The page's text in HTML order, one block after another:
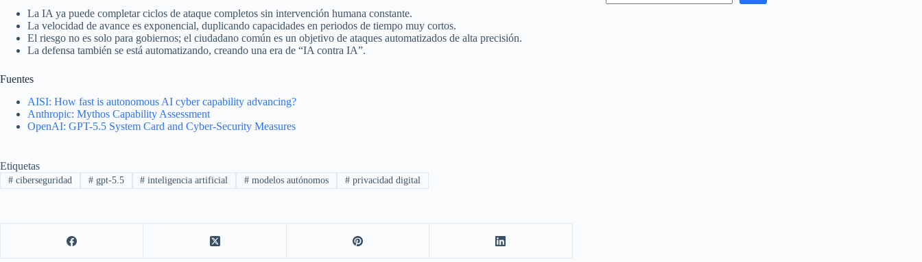
La IA ya puede completar ciclos de ataque completos sin intervención humana constante.
La velocidad de avance es exponencial, duplicando capacidades en periodos de tiempo muy cortos.
El riesgo no es solo para gobiernos; el ciudadano común es un objetivo de ataques automatizados de alta precisión.
La defensa también se está automatizando, creando una era de “IA contra IA”.
Fuentes
AISI: How fast is autonomous AI cyber capability advancing?
Anthropic: Mythos Capability Assessment
OpenAI: GPT-5.5 System Card and Cyber-Security Measures
Etiquetas
#ciberseguridad #gpt-5.5 # inteligencia artificial # modelos autónomos # privacidad digital